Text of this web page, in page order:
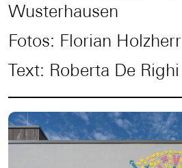
Wusterhausen
Fotos: Florian Holzherr
Text: Roberta De Righi